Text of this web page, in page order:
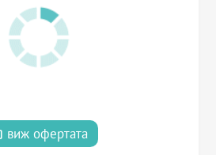
виж офертата